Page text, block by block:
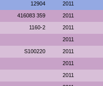
12904 2011
416083 359 2011
1160-2 2011
2011
S100220 2011
2011
2011